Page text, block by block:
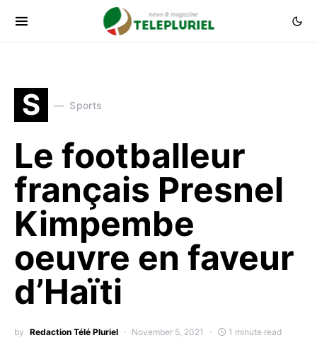
S Sports
Le footballeur
français Presnel
Kimpembe
oeuvre en faveur
d’Haïti
by Redaction Télé Pluriel November 5, 2021 1 minute read